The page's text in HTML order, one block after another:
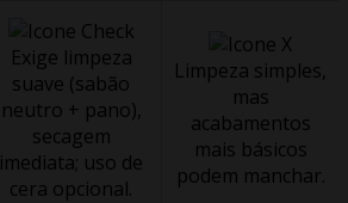
Exige limpeza
suave (sabão
neutro + pano),
secagem
imediata; uso de
cera opcional.
Limpeza simples,
mas
acabamentos
mais básicos
podem manchar.